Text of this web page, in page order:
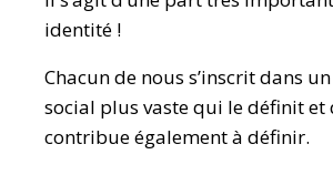
identité !
Chacun de nous s’inscrit dans
social plus vaste qui le définit et
contribue également à définir.